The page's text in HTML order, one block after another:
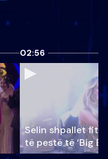
02:56
Selin shpallet
të pestë të ‘Big